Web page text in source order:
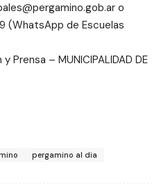
o
(WhatsApp de Escuelas
Prensa – MUNICIPALIDAD DE
pergamino al dia